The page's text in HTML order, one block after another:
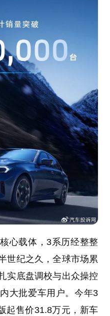
心载体，3系历经整整
世纪之久，全球市场累
实底盘调校与出众操控
大批爱车用户。今年3
起售价31.8万元，新车